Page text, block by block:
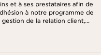
et à ses prestataires afin de
à notre programme de
de la relation client,
personnalisées en fonction